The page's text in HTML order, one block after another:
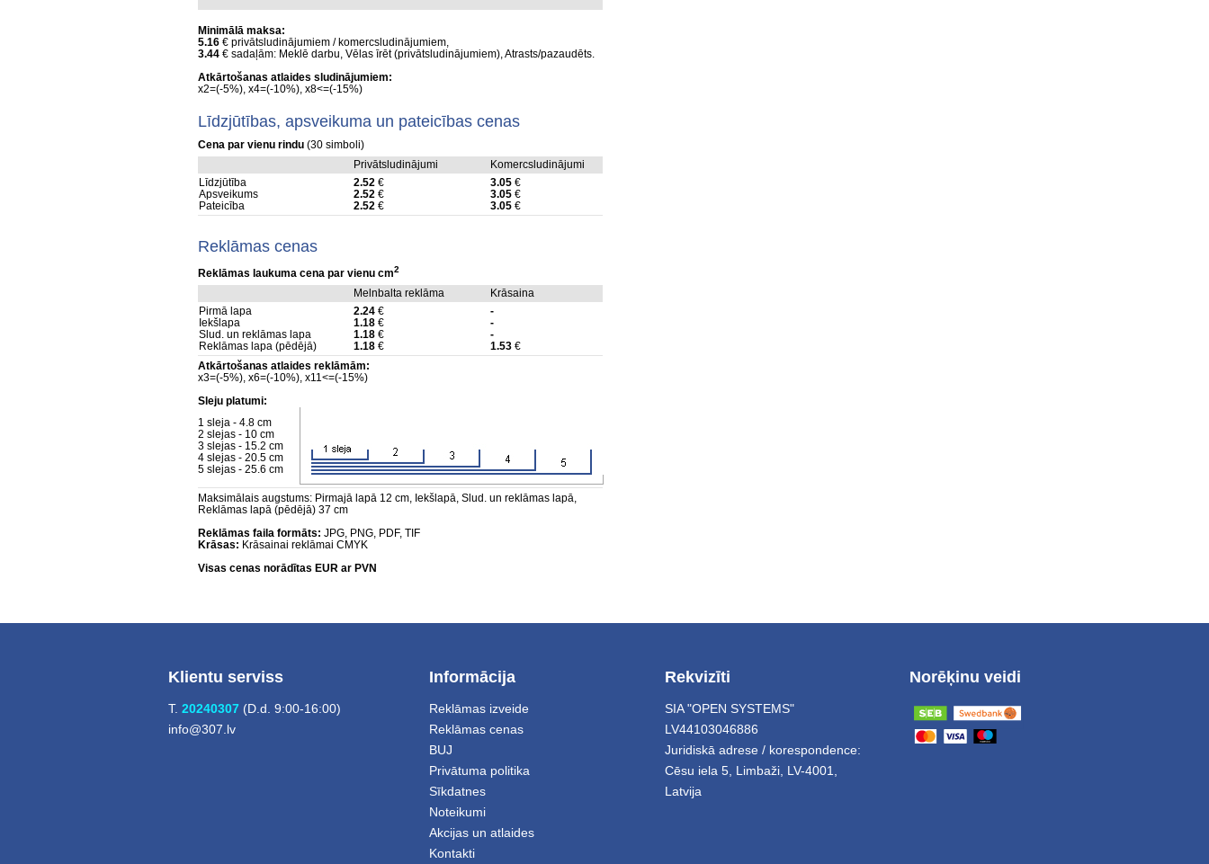
Minimālā maksa:
5.16 € privātsludinājumiem / komercsludinājumiem,
3.44 € sadaļām: Meklē darbu, Vēlas īrēt (privātsludinājumiem), Atrasts/pazaudēts.
Atkārtošanas atlaides sludinājumiem:
x2=(-5%), x4=(-10%), x8<=(-15%)
Līdzjūtības, apsveikuma un pateicības cenas
Cena par vienu rindu (30 simboli)
Privātsludinājumi
Komercsludinājumi
Līdzjūtība
2.52 € 3.05 €
Apsveikums
2.52 € 3.05 €
Pateicība
2.52 € 3.05 €
Reklāmas cenas
Reklāmas laukuma cena par vienu cm2
Melnbalta reklāma
Krāsaina
Pirmā lapa
2.24 €
-
Iekšlapa
1.18 €
-
Slud. un reklāmas lapa
1.18 €
-
Reklāmas lapa (pēdējā)
1.18 € 1.53 €
Atkārtošanas atlaides reklāmām:
x3=(-5%), x6=(-10%), x11<=(-15%)
Sleju platumi:
1 sleja - 4.8 cm
2 slejas - 10 cm
3 slejas - 15.2 cm
4 slejas - 20.5 cm
5 slejas - 25.6 cm
Maksimālais augstums: Pirmajā lapā 12 cm, Iekšlapā, Slud. un reklāmas lapā,
Reklāmas lapā (pēdējā) 37 cm
Reklāmas faila formāts: JPG, PNG, PDF, TIF
Krāsas: Krāsainai reklāmai CMYK
Visas cenas norādītas EUR ar PVN
Klientu serviss
T. 20240307 (D.d. 9:00-16:00)
info@307.lv
Informācija
Reklāmas izveide
Reklāmas cenas
BUJ
Privātuma politika
Sīkdatnes
Noteikumi
Akcijas un atlaides
Kontakti
Rekvizīti
SIA "OPEN SYSTEMS"
LV44103046886
Juridiskā adrese / korespondence:
Cēsu iela 5 Limbaži LV-4001,
Latvija
Norēķinu veidi